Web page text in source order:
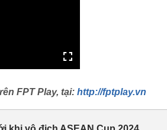
FPT Play, tại: http://fptplay.vn